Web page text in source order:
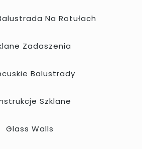
Na Rotułach
Zadaszenia
Balustrady
Szklane
Glass Walls